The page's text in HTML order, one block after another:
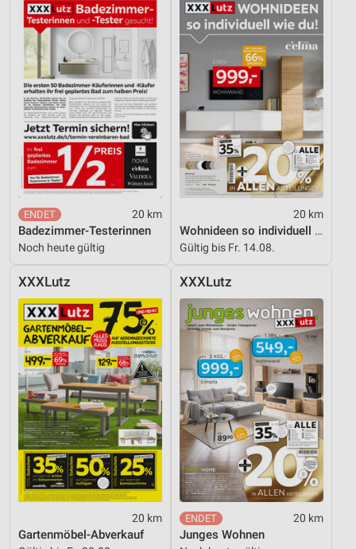
20 km
Badezimmer-Testerinnen
Noch heute gültig
20 km
Wohnideen so individuell wie du!
Gültig bis Fr. 14.08.
XXXLutz
20 km
Gartenmöbel-Abverkauf
XXXLutz
20 km
Junges Wohnen
Funktional
Werbung